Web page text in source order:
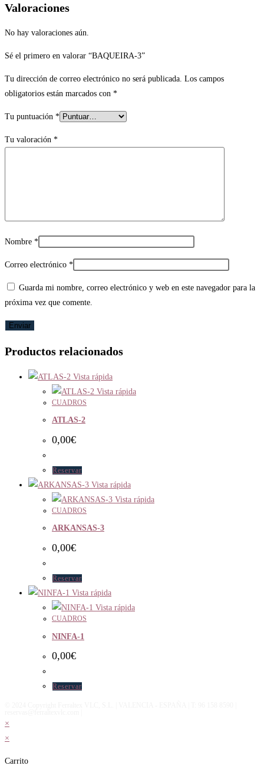
Valoraciones
No hay valoraciones aún.
Sé el primero en valorar “BAQUEIRA-3”
Tu dirección de correo electrónico no será publicada. Los campos
obligatorios están marcados con *
Tu puntuación *
Tu valoración *
Nombre *
Correo electrónico *
Guarda mi nombre, correo electrónico y web en este navegador para la
próxima vez que comente.
Productos relacionados
Vista rápida
Vista rápida
CUADROS
ATLAS-2
0,00€
Reservar
Vista rápida
Vista rápida
CUADROS
ARKANSAS-3
0,00€
Reservar
Vista rápida
Vista rápida
CUADROS
NINFA-1
0,00€
Reservar
×
×
Carrito